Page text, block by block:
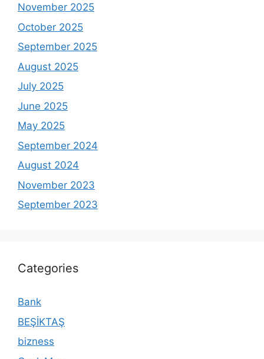
November 2025
October 2025
September 2025
August 2025
July 2025
June 2025
May 2025
September 2024
August 2024
November 2023
September 2023
Categories
Bank
BEŞİKTAŞ
bizness